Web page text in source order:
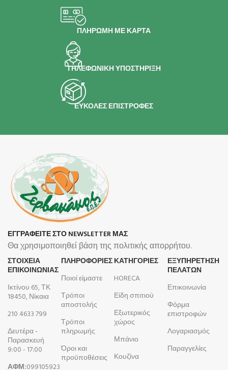
ΠΛΗΡΩΜΗ ΜΕ ΚΑΡΤΑ
ΤΗΛΕΦΩΝΙΚΗ ΥΠΟΣΤΗΡΙΞΗ
ΕΥΚΟΛΕΣ ΕΠΙΣΤΡΟΦΕΣ
ΕΓΓΡΑΦΕΙΤΕ ΣΤΟ NEWSLETTER ΜΑΣ
Θα χρησιμοποιηθεί βάση της πολιτικής απορρήτου.
ΣΤΟΙΧΕΙΑ
ΕΠΙΚΟΙΝΩΝΙΑΣ
Ικτίνου 65, ΤΚ
18450, Νίκαια
210 4633 799
Δευτέρα -
Παρασκευή
9:00 - 17:00
ΑΦΜ:099105923
ΠΛΗΡΟΦΟΡΊΕΣ
Ποιοί είμαστε
Τρόποι
αποστολής
Τρόποι
πληρωμής
Όροι και
προϋποθέσεις
ΚΑΤΗΓΟΡΙΕΣ
HORECA
Είδη σπιτιού
Εξωτερικός
χώρος
Μπάνιο
Κουζίνα
ΕΞΥΠΗΡΕΤΗΣΗ
ΠΕΛΑΤΩΝ
Επικοινωνία
Φόρμα
επιστροφών
Λογαριασμός
Παραγγελίες